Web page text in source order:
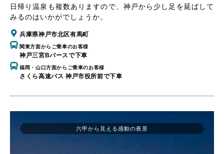
日帰り温泉も複数ありますので、神戸から少し足を延ばして
みるのはいかがでしょうか。
兵庫県神戸市北区有馬町
関東方面からご乗車のお客様
神戸三宮Bバースで下車
福岡・山口方面からご乗車のお客様
さくら高速バス 神戸市役所前で下車
六甲から見える感動の夜景